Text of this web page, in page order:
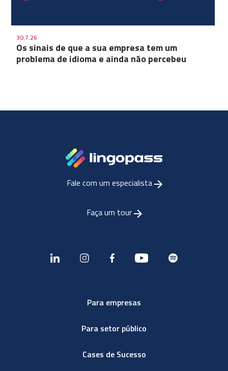
30.7.26
Os sinais de que a sua empresa tem um
problema de idioma e ainda não percebeu
Fale com um especialista
Faça um tour
Para empresas
Para setor público
Cases de Sucesso